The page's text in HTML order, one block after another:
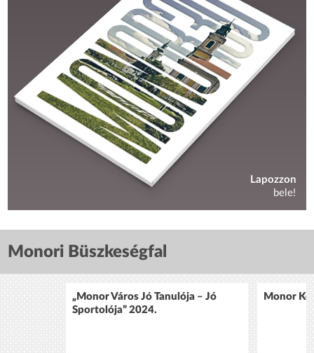
Lapozzon
bele!
Monori Büszkeségfal
„Monor Város Jó Tanulója – Jó
Sportolója” 2024.
Monor